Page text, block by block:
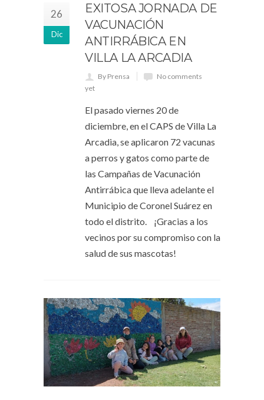
26
Dic
EXITOSA JORNADA DE
VACUNACIÓN
ANTIRRÁBICA EN
VILLA LA ARCADIA
By Prensa
No comments
yet
El pasado viernes 20 de
diciembre, en el CAPS de Villa La
Arcadia, se aplicaron 72 vacunas
a perros y gatos como parte de
las Campañas de Vacunación
Antirrábica que lleva adelante el
Municipio de Coronel Suárez en
todo el distrito. ¡Gracias a los
vecinos por su compromiso con la
salud de sus mascotas!